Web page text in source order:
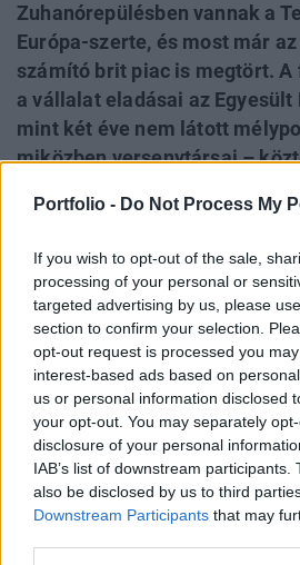
Portfolio - Do Not Process My
If you wish to opt-out of the sale,
processing of your personal or
targeted advertising by us, please
section to confirm your selection.
opt-out request is processed you
interest-based ads based on
us or personal information disclosed
your opt-out. You may separately
disclosure of your personal
IAB’s list of downstream
also be disclosed by us to third
Downstream Participants that may
Zuhanórepülésben vannak a
Európa-szerte, és most már
számító brit piac is megtört.
a vállalat eladásai az
mint két éve nem látott
miközben versenytársai –
a kínai BYD – látványos
a szélesebb piacon is
termékciklusváltás, hanem
problémák is állnak.
Nagy visszaesés a brit piacon A
közzétett adatai szerint a Tesla
mélypontra estek az Egyesült
új autót értékesítettek, szemben a
darabbal, ami 61,8 százalékos
Egyesült Királyság korábban
európai eladásainak zuhanásában,